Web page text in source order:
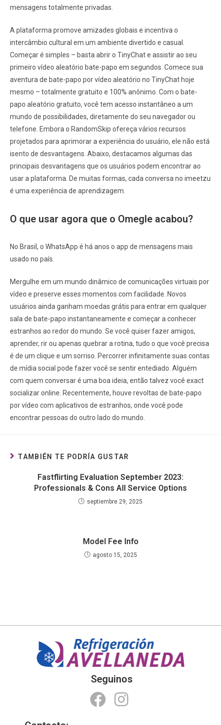
mensagens totalmente privadas.
A plataforma promove amizades globais e incentiva o
intercâmbio cultural em um ambiente divertido e casual.
Começar é simples – basta abrir o TinyChat e assistir ao seu
primeiro vídeo aleatório bate-papo em segundos. Comece sua
aventura de bate-papo por vídeo aleatório no TinyChat hoje
mesmo – totalmente gratuito e 100% anônimo. Com o bate-
papo aleatório gratuito, você tem acesso instantâneo a um
mundo de possibilidades, diretamente do seu navegador ou
telefone. Embora o RandomSkip ofereça vários recursos
projetados para aprimorar a experiência do usuário, ele não está
isento de desvantagens. Abaixo, destacamos algumas das
principais desvantagens que os usuários podem encontrar ao
usar a plataforma. De muitas formas, cada conversa no imeetzu
é uma experiência de aprendizagem.
O que usar agora que o Omegle acabou?
No Brasil, o WhatsApp é há anos o app de mensagens mais
usado no país.
Mergulhe em um mundo dinâmico de comunicações virtuais por
vídeo e preserve esses momentos com facilidade. Novos
usuários ainda ganham moedas grátis para entrar em qualquer
sala de bate-papo instantaneamente e começar a conhecer
estranhos ao redor do mundo. Se você quiser fazer amigos,
aprender, rir ou apenas quebrar a rotina, tudo o que você precisa
é de um clique e um sorriso. Percorrer infinitamente suas contas
de mídia social pode fazer você se sentir entediado. Alguém
com quem conversar é uma boa ideia, então talvez você exact
socializar online. Recentemente, houve revoltas de bate-papo
por vídeo com aplicativos de estranhos, onde você pode
encontrar pessoas do outro lado do mundo.
TAMBIÉN TE PODRÍA GUSTAR
Fastflirting Evaluation September 2023:
Professionals & Cons All Service Options
septiembre 29, 2025
Model Fee Info
agosto 15, 2025
Seguinos